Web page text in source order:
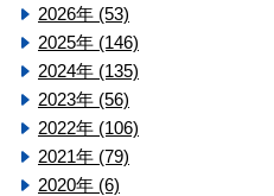
2026年 (53)
2025年 (146)
2024年 (135)
2023年 (56)
2022年 (106)
2021年 (79)
2020年 (6)